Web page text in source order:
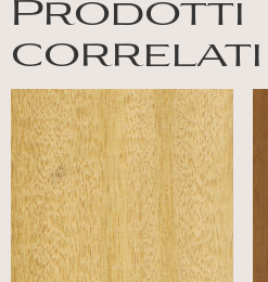
correlati